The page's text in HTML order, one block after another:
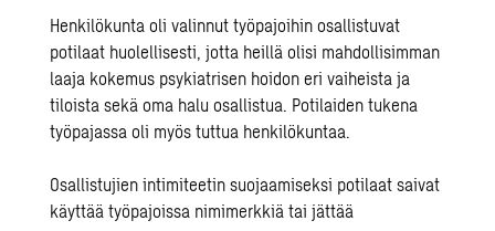
Henkilökunta oli valinnut työpajoihin osallistuvat
potilaat huolellisesti, jotta heillä olisi mahdollisimman
laaja kokemus psykiatrisen hoidon eri vaiheista ja
tiloista sekä oma halu osallistua. Potilaiden tukena
työpajassa oli myös tuttua henkilökuntaa.
Osallistujien intimiteetin suojaamiseksi potilaat saivat
käyttää työpajoissa nimimerkkiä tai jättää